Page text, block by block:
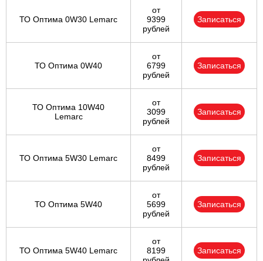
ТО Оптима 0W30 Lemarc
от
9399
рублей
Записаться
ТО Оптима 0W40
от
6799
рублей
Записаться
ТО Оптима 10W40
Lemarc
от
3099
рублей
Записаться
ТО Оптима 5W30 Lemarc
от
8499
рублей
Записаться
ТО Оптима 5W40
от
5699
рублей
Записаться
ТО Оптима 5W40 Lemarc
от
8199
Записаться